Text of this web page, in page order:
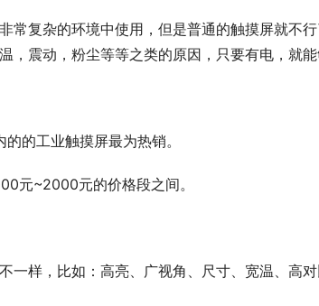
常复杂的环境中使用，但是普通的触摸屏就不
震动，粉尘等等之类的原因，只要有电，就能
的工业触摸屏最为热销。
元~2000元的价格段之间。
一样，比如：高亮、广视角、尺寸、宽温、高